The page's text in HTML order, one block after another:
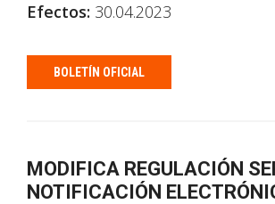
Efectos: 30.04.2023
BOLETÍN OFICIAL
MODIFICA REGULACIÓN
NOTIFICACIÓN